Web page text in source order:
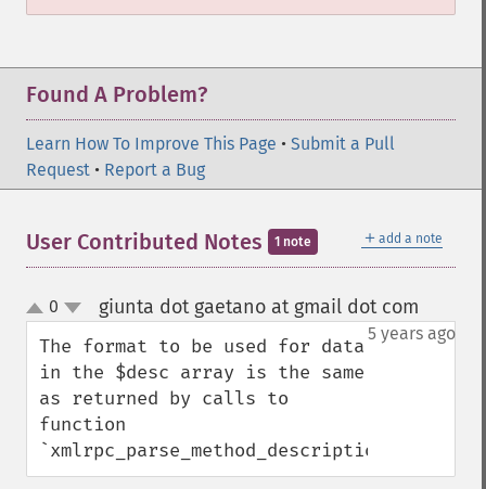
Found A Problem?
Learn How To Improve This Page • Submit a Pull
Request • Report a Bug
＋ add a note
User Contributed Notes 1 note
up
down
0 giunta dot gaetano at gmail dot com
5 years ago
The format to be used for data
in the $desc array is the same
as returned by calls to
function
`xmlrpc_parse_method_descriptions`